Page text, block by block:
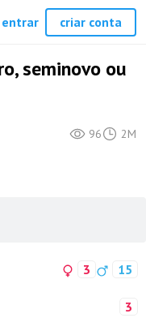
seminovo ou
96 2M
3 15
3
entrar criar conta